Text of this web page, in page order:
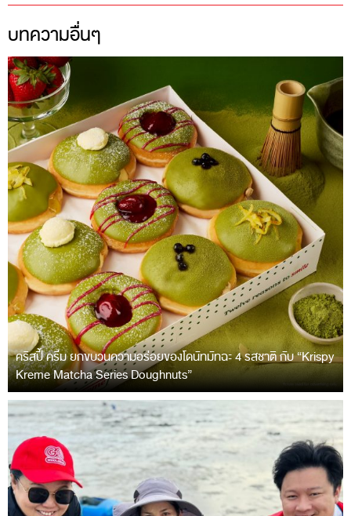
บทความอื่นๆ
คริสปี้ ครีม ยกขบวนความอร่อยของโดนัทมัทฉะ 4 รสชาติ กับ “Krispy
Kreme Matcha Series Doughnuts”